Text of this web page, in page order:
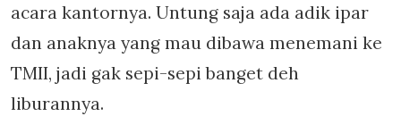
acara kantornya. Untung saja ada adik ipar
dan anaknya yang mau dibawa menemani ke
TMII, jadi gak sepi-sepi banget deh
liburannya.